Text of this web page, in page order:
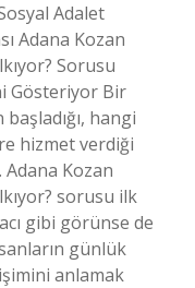
Adalet
Adana Kozan
Sorusu
Gösteriyor Bir
hangi
hizmet verdiği
Adana Kozan
sorusu ilk
gibi görünse de
günlük
anlamak